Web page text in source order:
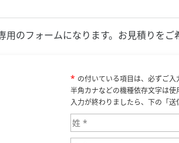
のフォームになります。お見積りをご